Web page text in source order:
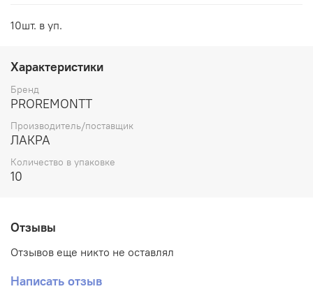
10шт. в уп.
Характеристики
Бренд
PROREMONTT
Производитель/поставщик
ЛАКРА
Количество в упаковке
10
Отзывы
Отзывов еще никто не оставлял
Написать отзыв